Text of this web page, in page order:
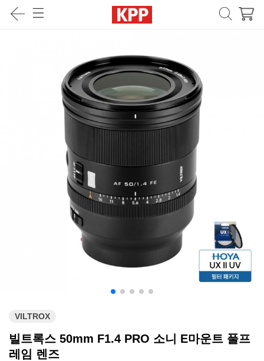
VILTROX
빌트록스 50mm F1.4 PRO 소니 E마운트 풀프
레임 렌즈